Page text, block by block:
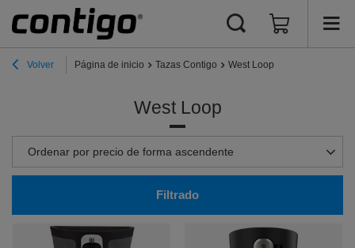
Volver Página de inicio Tazas Contigo West Loop
West Loop
Cambiar la clasificación
Ordenar por precio de forma ascendente
Filtrado